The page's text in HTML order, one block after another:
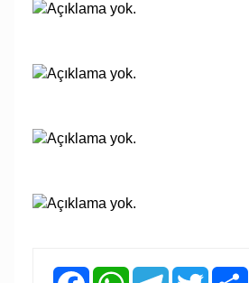
FacebookWhatsAppTelegramTwitter